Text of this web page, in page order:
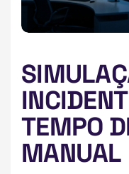
TEMPO
MANUAL